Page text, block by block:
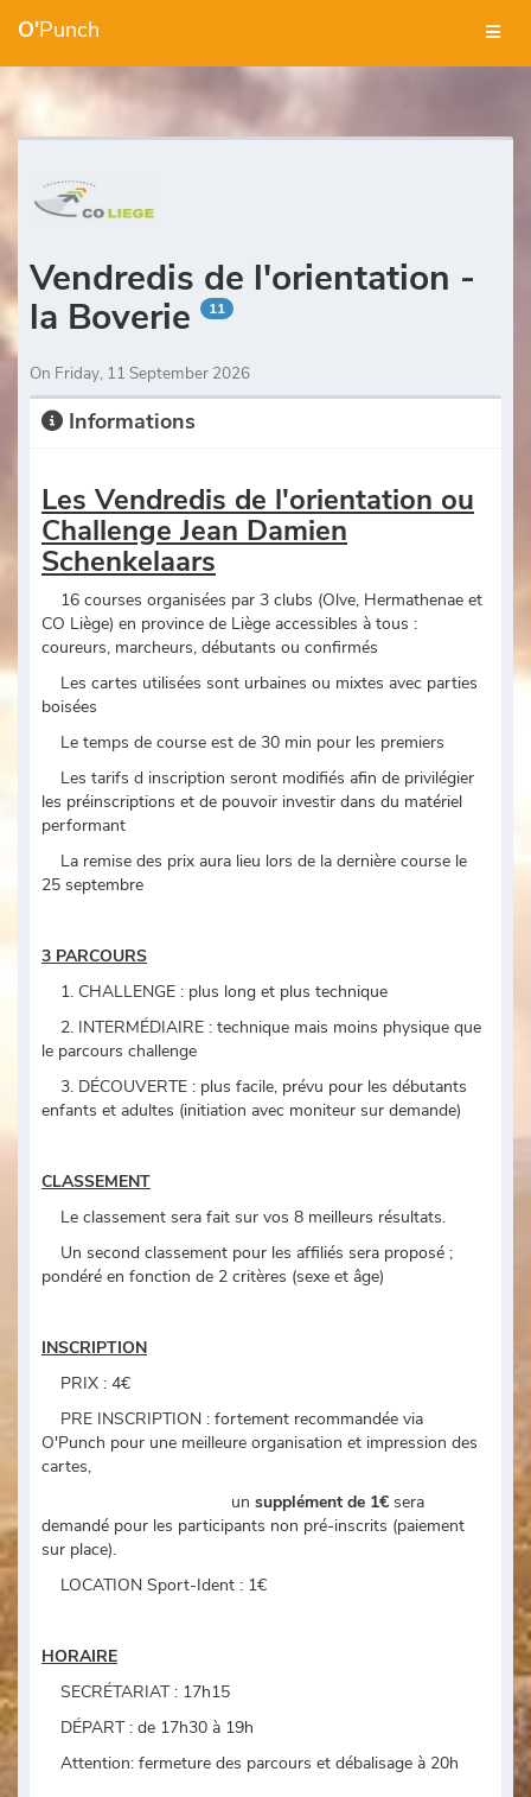
O'Punch
Vendredis de l'orientation -
la Boverie
11
On Friday, 11 September 2026
Informations
Les Vendredis de l'orientation ou
Challenge Jean Damien
Schenkelaars
16 courses organisées par 3 clubs (Olve, Hermathenae et
CO Liège) en province de Liège accessibles à tous :
coureurs, marcheurs, débutants ou confirmés
Les cartes utilisées sont urbaines ou mixtes avec parties
boisées
Le temps de course est de 30 min pour les premiers
Les tarifs d inscription seront modifiés afin de privilégier
les préinscriptions et de pouvoir investir dans du matériel
performant
La remise des prix aura lieu lors de la dernière course le
25 septembre
3 PARCOURS
1. CHALLENGE : plus long et plus technique
2. INTERMÉDIAIRE : technique mais moins physique que
le parcours challenge
3. DÉCOUVERTE : plus facile, prévu pour les débutants
enfants et adultes (initiation avec moniteur sur demande)
CLASSEMENT
Le classement sera fait sur vos 8 meilleurs résultats.
Un second classement pour les affiliés sera proposé ;
pondéré en fonction de 2 critères (sexe et âge)
INSCRIPTION
PRIX : 4€
PRE INSCRIPTION : fortement recommandée via
O'Punch pour une meilleure organisation et impression des
cartes,
un supplément de 1€ sera
demandé pour les participants non pré-inscrits (paiement
sur place).
LOCATION Sport-Ident : 1€
HORAIRE
SECRÉTARIAT : 17h15
DÉPART : de 17h30 à 19h
Attention: fermeture des parcours et débalisage à 20h